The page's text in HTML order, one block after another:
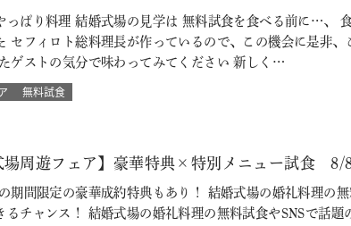
っぱり料理 結婚式場の見学は 無料試食を食べる前に…、
セフィロト総料理長が作っているので、この機会に是非
ゲストの気分で味わってみてください 新しく…
無料試食
場周遊フェア】豪華特典×特別メニュー試食 8/
間限定の豪華成約特典もあり！ 結婚式場の婚礼料理の
るチャンス！ 結婚式場の婚礼料理の無料試食やSNSで話